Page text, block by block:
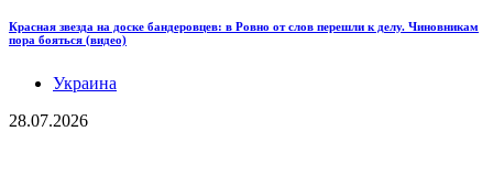
Красная звезда на доске бандеровцев: в Ровно от слов перешли к делу. Чиновникам
пора бояться (видео)
Украина
28.07.2026